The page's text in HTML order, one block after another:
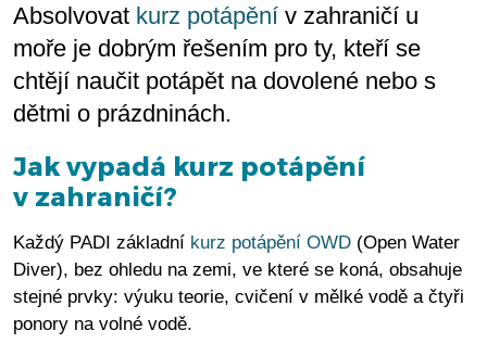
Absolvovat kurz potápění v zahraničí u
moře je dobrým řešením pro ty, kteří se
chtějí naučit potápět na dovolené nebo s
dětmi o prázdninách.
Jak vypadá kurz potápění
v zahraničí?
Každý PADI základní kurz potápění OWD (Open Water
Diver), bez ohledu na zemi, ve které se koná, obsahuje
stejné prvky: výuku teorie, cvičení v mělké vodě a čtyři
ponory na volné vodě.